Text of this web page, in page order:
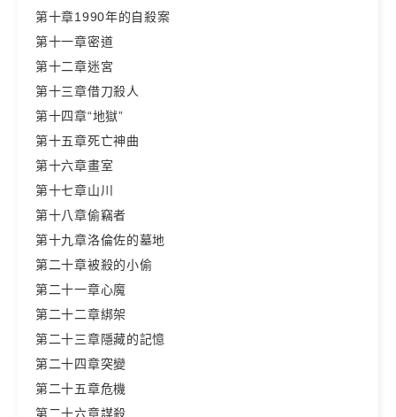
第十章1990年的自殺案
第十一章密道
第十二章迷宮
第十三章借刀殺人
第十四章“地獄”
第十五章死亡神曲
第十六章畫室
第十七章山川
第十八章偷竊者
第十九章洛倫佐的墓地
第二十章被殺的小偷
第二十一章心魔
第二十二章綁架
第二十三章隱藏的記憶
第二十四章突變
第二十五章危機
第二十六章謀殺